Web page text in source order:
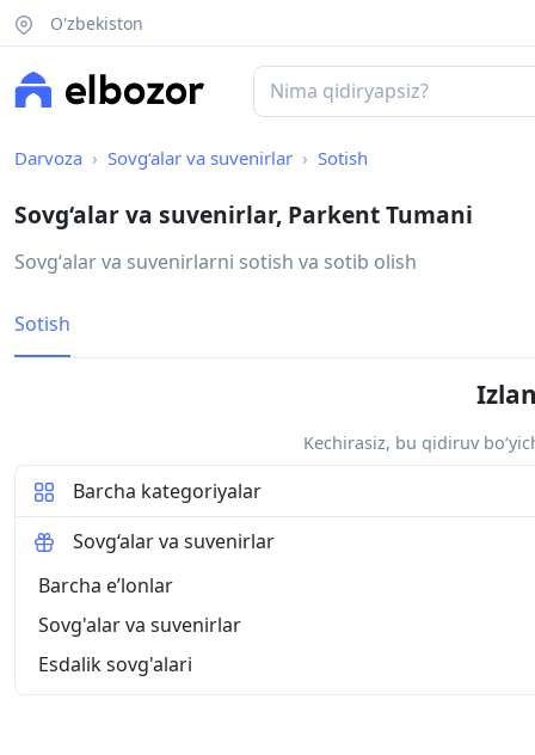
O'zbekiston
Darvoza Sovg‘alar va suvenirlar Sotish
Sovg‘alar va suvenirlar, Parkent Tumani
Sovgʻalar va suvenirlarni sotish va sotib olish
Sotish
Kechirasiz, bu qidiruv
Barcha kategoriyalar
Sovg‘alar va suvenirlar
Barcha eʼlonlar
Sovg'alar va suvenirlar
Esdalik sovg'alari